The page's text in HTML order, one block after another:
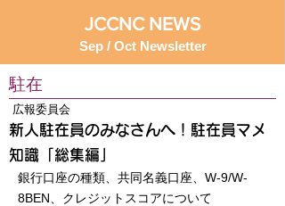
JCCNC NEWS
Sep / Oct Newsletter
駐在
広報委員会
新人駐在員のみなさんへ！駐在員マメ
知識「総集編」
銀行口座の種類、共同名義口座、W-9/W-
8BEN、クレジットスコアについて